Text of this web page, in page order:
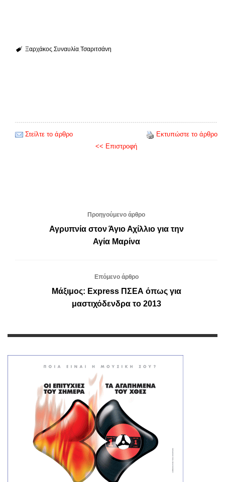
Ξαρχάκος Συναυλία Τσαριτσάνη
Στείλτε το άρθρο
Εκτυπώστε το άρθρο
<< Επιστροφή
Προηγούμενο άρθρο
Αγρυπνία στον Άγιο Αχίλλιο για την
Αγία Μαρίνα
Επόμενο άρθρο
Μάξιμος: Express ΠΣΕΑ όπως για
μαστιχόδενδρα το 2013